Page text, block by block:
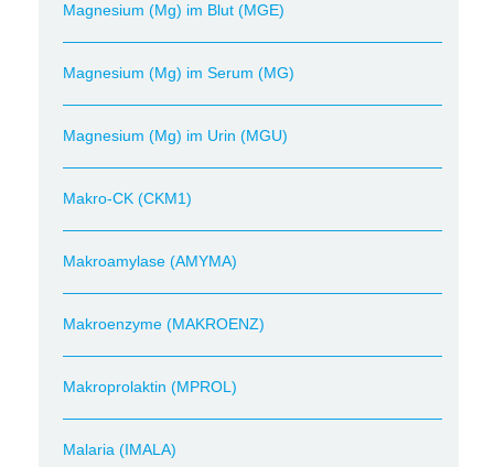
Magnesium (Mg) im Blut (MGE)
Magnesium (Mg) im Serum (MG)
Magnesium (Mg) im Urin (MGU)
Makro-CK (CKM1)
Makroamylase (AMYMA)
Makroenzyme (MAKROENZ)
Makroprolaktin (MPROL)
Malaria (IMALA)